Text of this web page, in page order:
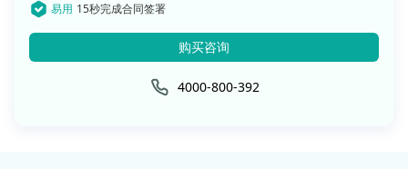
易用 15秒完成合同签署
购买咨询
4000-800-392